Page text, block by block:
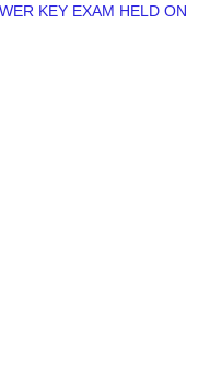
KEY EXAM HELD ON